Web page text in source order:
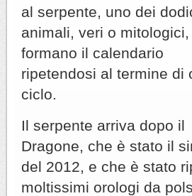
al serpente, uno dei
animali, veri o mitologici,
formano il calendario
ripetendosi al termine di
ciclo.
Il serpente arriva dopo il
Dragone, che è stato il
del 2012, e che è stato
moltissimi orologi da